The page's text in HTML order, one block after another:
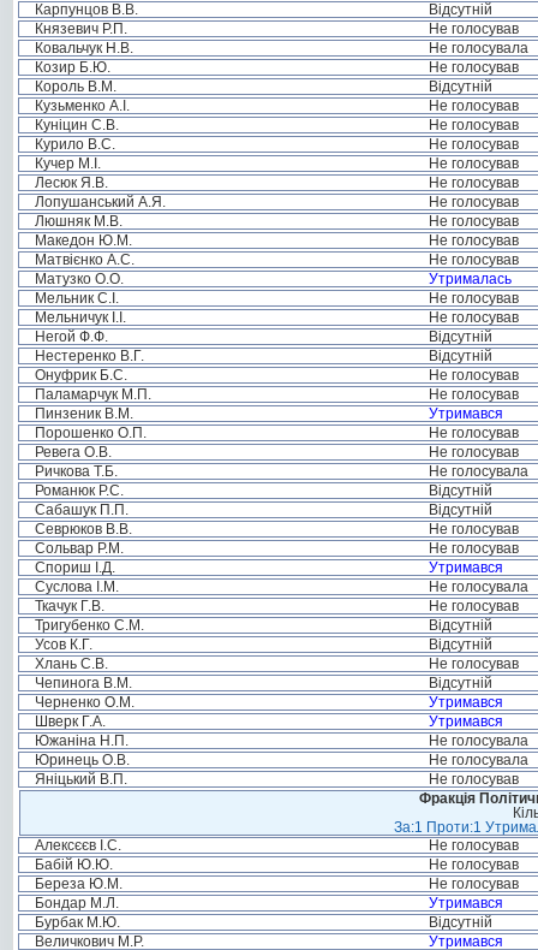
Карпунцов В.В.
Відсутній
Князевич Р.П.
Не голосував
Ковальчук Н.В.
Не голосувала
Козир Б.Ю.
Не голосував
Король В.М.
Відсутній
Кузьменко А.І.
Не голосував
Куніцин С.В.
Не голосував
Курило В.С.
Не голосував
Кучер М.І.
Не голосував
Лесюк Я.В.
Не голосував
Лопушанський А.Я.
Не голосував
Люшняк М.В.
Не голосував
Македон Ю.М.
Не голосував
Матвієнко А.С.
Не голосував
Матузко О.О.
Утрималась
Мельник С.І.
Не голосував
Мельничук І.І.
Не голосував
Негой Ф.Ф.
Відсутній
Нестеренко В.Г.
Відсутній
Онуфрик Б.С.
Не голосував
Паламарчук М.П.
Не голосував
Пинзеник В.М.
Утримався
Порошенко О.П.
Не голосував
Ревега О.В.
Не голосував
Ричкова Т.Б.
Не голосувала
Романюк Р.С.
Відсутній
Сабашук П.П.
Відсутній
Севрюков В.В.
Не голосував
Сольвар Р.М.
Не голосував
Спориш І.Д.
Утримався
Суслова І.М.
Не голосувала
Ткачук Г.В.
Не голосував
Тригубенко С.М.
Відсутній
Усов К.Г.
Відсутній
Хлань С.В.
Не голосував
Чепинога В.М.
Відсутній
Черненко О.М.
Утримався
Шверк Г.А.
Утримався
Южаніна Н.П.
Не голосувала
Юринець О.В.
Не голосувала
Яніцький В.П.
Не голосував
Фракція
За:1 Проти:1
Алексєєв І.С.
Не голосував
Бабій Ю.Ю.
Не голосував
Береза Ю.М.
Не голосував
Бондар М.Л.
Утримався
Бурбак М.Ю.
Відсутній
Величкович М.Р.
Утримався